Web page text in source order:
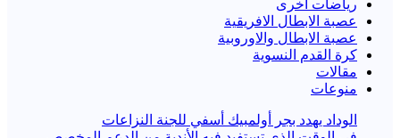
رياضات أخرى
عصبة الابطال الافريقية
عصبة الابطال والاوروبية
كرة القدم النسوية
مقالات
منوعات
الوداد يهدد بجر أولمبيك أسفي للجنة النزاعات